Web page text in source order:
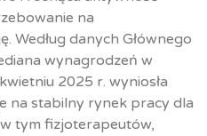
na
Według danych Głównego
wynagrodzeń w
2025 r. wyniosła
na stabilny rynek pracy dla
tym fizjoterapeutów,